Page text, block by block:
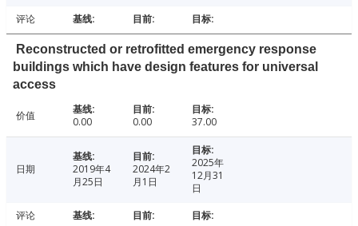
评论
Reconstructed or retrofitted emergency response
buildings which have design features for universal
access
价值 0.00 0.00 37.00
日期
2019年4
月25日
2024年2
月1日
2025年
12月31
日
评论